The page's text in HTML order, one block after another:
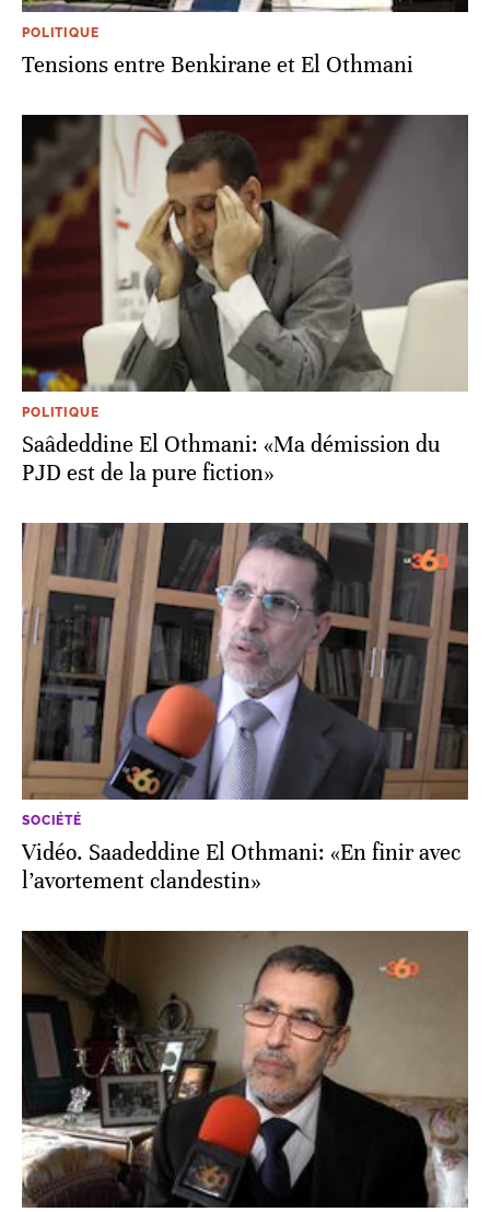
POLITIQUE
Tensions entre Benkirane et El Othmani
POLITIQUE
Saâdeddine El Othmani: «Ma démission du
PJD est de la pure fiction»
SOCIÉTÉ
Vidéo. Saadeddine El Othmani: «En finir avec
l’avortement clandestin»